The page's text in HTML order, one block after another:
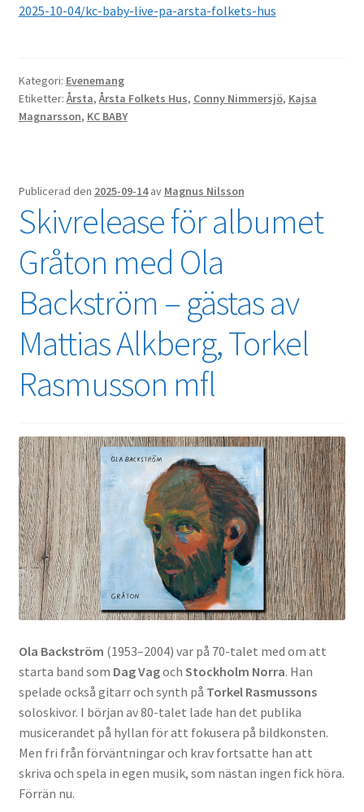
2025-10-04/kc-baby-live-pa-arsta-folkets-hus
Kategori: Evenemang
Etiketter:Årsta,Årsta Folkets Hus, Conny Nimmersjö, Kajsa
Magnarsson, KC BABY
Publicerad den 2025-09-14 av Magnus Nilsson
Skivrelease för albumet
Gråton med Ola
Backström – gästas av
Mattias Alkberg, Torkel
Rasmusson mfl
Ola Backström (1953–2004) var på 70-talet med om att
starta band som Dag Vagoch Stockholm Norra. Han
spelade också gitarr och synth på Torkel Rasmussons
soloskivor. I början av 80-talet lade han det publika
musicerandet på hyllan för att fokusera på bildkonsten.
Men fri från förväntningar och krav fortsatte han att
skriva och spela in egen musik, som nästan ingen fick höra.
Förrän nu.